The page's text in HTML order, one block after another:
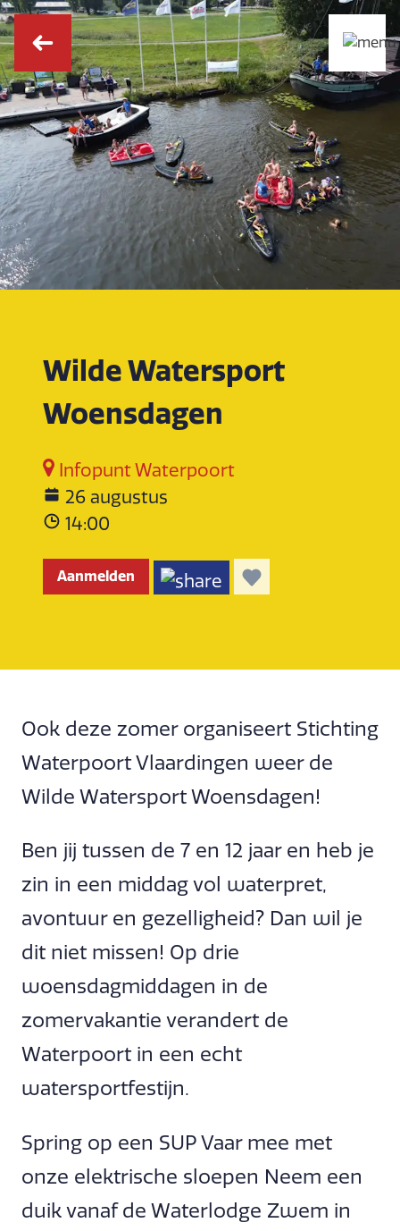
Wilde Watersport
Woensdagen
Infopunt Waterpoort
26 augustus
14:00
Aanmelden
Ook deze zomer organiseert Stichting
Waterpoort Vlaardingen weer de
Wilde Watersport Woensdagen!
Ben jij tussen de 7 en 12 jaar en heb je
zin in een middag vol waterpret,
avontuur en gezelligheid? Dan wil je
dit niet missen! Op drie
woensdagmiddagen in de
zomervakantie verandert de
Waterpoort in een echt
watersportfestijn.
Spring op een SUP Vaar mee met
onze elektrische sloepen Neem een
duik vanaf de Waterlodge Zwem in